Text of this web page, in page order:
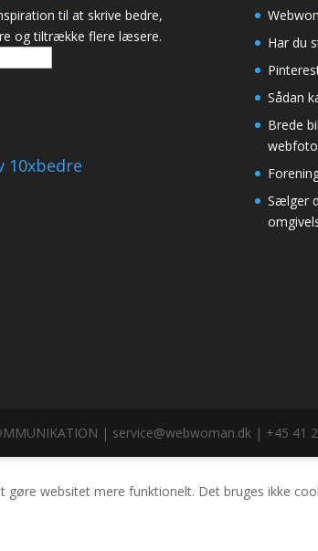
til at skrive bedre,
og tiltrække flere læsere.
10xbedre
Har du
Sådan
Brede
webfoto
Sælger
| service@webwoman.dk | +45 41
gøre websitet mere funktionelt. Det bruges ikke